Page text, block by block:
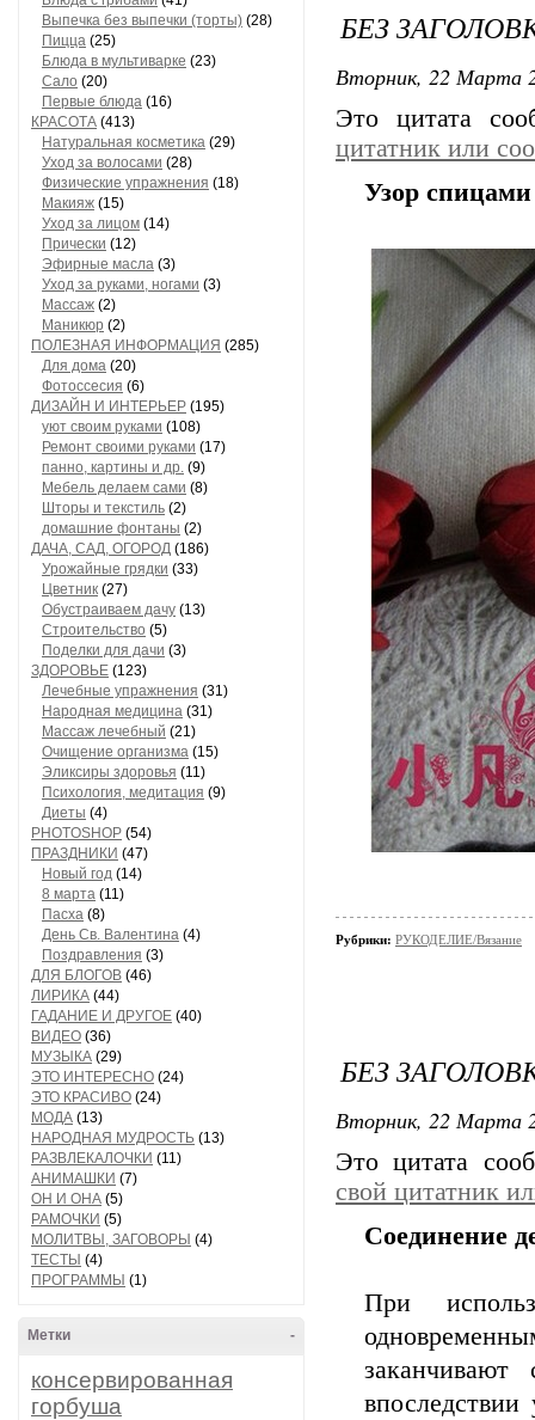
Выпечка без выпечки (торты) (28)
Пицца (25)
Блюда в мультиварке (23)
Сало (20)
Первые блюда (16)
КРАСОТА (413)
Натуральная косметика (29)
Уход за волосами (28)
Физические упражнения (18)
Макияж (15)
Уход за лицом (14)
Прически (12)
Эфирные масла (3)
Уход за руками, ногами (3)
Массаж (2)
Маникюр (2)
ПОЛЕЗНАЯ ИНФОРМАЦИЯ (285)
Для дома (20)
Фотоссесия (6)
ДИЗАЙН И ИНТЕРЬЕР (195)
уют своим руками (108)
Ремонт своими руками (17)
панно, картины и др. (9)
Мебель делаем сами (8)
Шторы и текстиль (2)
домашние фонтаны (2)
ДАЧА, САД, ОГОРОД (186)
Урожайные грядки (33)
Цветник (27)
Обустраиваем дачу (13)
Строительство (5)
Поделки для дачи (3)
ЗДОРОВЬЕ (123)
Лечебные упражнения (31)
Народная медицина (31)
Массаж лечебный (21)
Очищение организма (15)
Эликсиры здоровья (11)
Психология, медитация (9)
Диеты (4)
PHOTOSHOP (54)
ПРАЗДНИКИ (47)
Новый год (14)
8 марта (11)
Пасха (8)
День Св. Валентина (4)
Поздравления (3)
ДЛЯ БЛОГОВ (46)
ЛИРИКА (44)
ГАДАНИЕ И ДРУГОЕ (40)
ВИДЕО (36)
МУЗЫКА (29)
ЭТО ИНТЕРЕСНО (24)
ЭТО КРАСИВО (24)
МОДА (13)
НАРОДНАЯ МУДРОСТЬ (13)
РАЗВЛЕКАЛОЧКИ (11)
АНИМАШКИ (7)
ОН И ОНА (5)
РАМОЧКИ (5)
МОЛИТВЫ, ЗАГОВОРЫ (4)
ТЕСТЫ (4)
ПРОГРАММЫ (1)
-
Метки
консервированная
горбуша
БЕЗ
Вторник, 22 Марта
Это цитата
цитатник или
Узор
Рубрики: РУКОДЕЛИЕ/Вязание
БЕЗ
Вторник, 22 Марта
Это цитата
свой цитатник
Соединение
При